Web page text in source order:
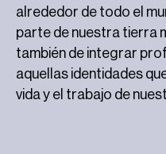
alrededor de todo el
parte de nuestra tierra
también de integrar
aquellas identidades
vida y el trabajo de